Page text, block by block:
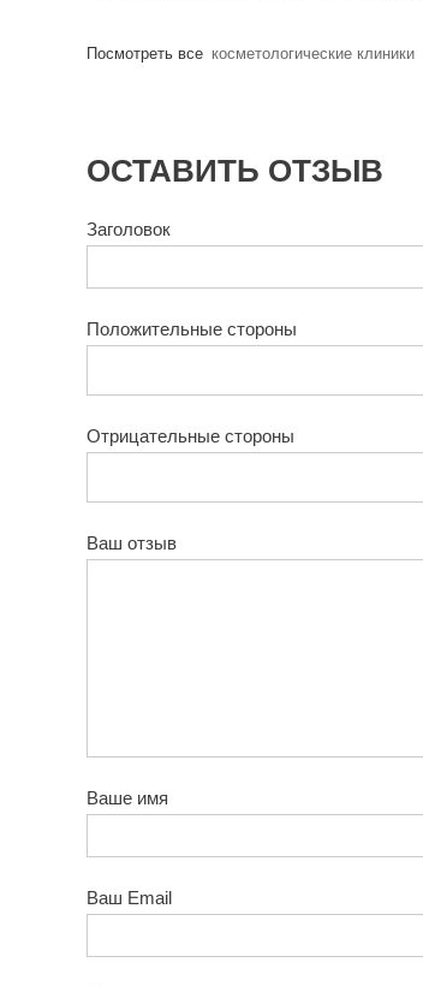
Посмотреть все косметологические клиники
ОСТАВИТЬ ОТЗЫВ
Заголовок
Положительные стороны
Отрицательные стороны
Ваш отзыв
Ваше имя
Ваш Email